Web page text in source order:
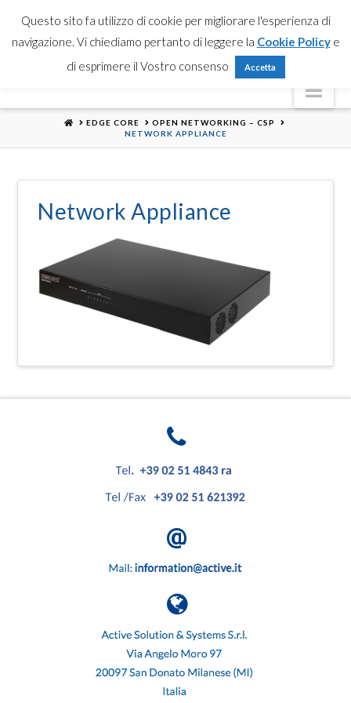
HOMEEDGE CORE
OPEN NETWORKING – CSP
NETWORK APPLIANCE
Network Appliance
Questo sito fa utilizzo di cookie per migliorare l'esperienza di
navigazione. Vi chiediamo pertanto di leggere la Cookie Policye
di esprimere il Vostro consenso
Accetta